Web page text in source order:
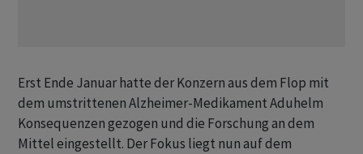
Erst Ende Januar hatte der Konzern aus dem Flop mit
dem umstrittenen Alzheimer-Medikament Aduhelm
Konsequenzen gezogen und die Forschung an dem
Mittel eingestellt. Der Fokus liegt nun auf dem